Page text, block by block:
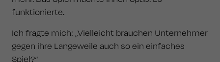
funktionierte.
Ich fragte mich: „Vielleicht brauchen Unternehmer
gegen ihre Langeweile auch so ein einfaches
Spiel?“